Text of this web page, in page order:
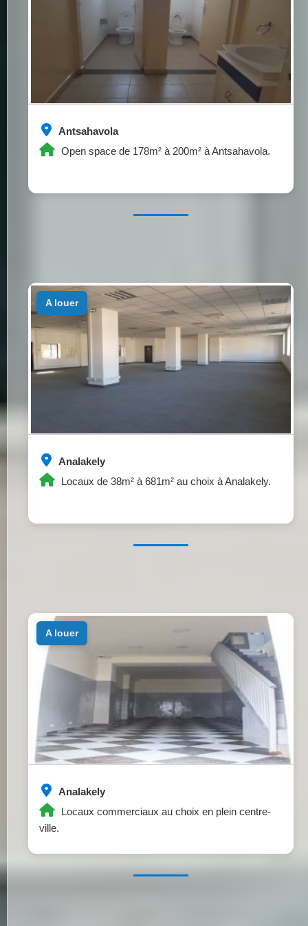
Antsahavola
Open space de 178m² à 200m² à Antsahavola.
Analakely
Locaux de 38m² à 681m² au choix à Analakely.
a louer
Analakely
Locaux commerciaux au choix en plein centre-
ville.
a louer